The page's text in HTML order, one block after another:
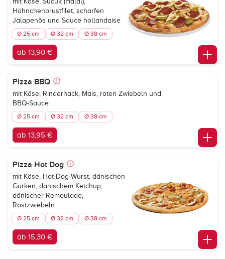
Hähnchenbrustfilet, scharfen
Jalapenõs und Sauce hollandaise
Ø 25 cm Ø 32 cm Ø 38 cm
ab 13,90 €
Pizza BBQ
mit Käse, Rinderhack, Mais, roten Zwiebeln und
BBQ-Sauce
Ø 25 cm Ø 32 cm Ø 38 cm
ab 13,95 €
Pizza Hot Dog
mit Käse, Hot-Dog-Wurst, dänischen
Gurken, dänischem Ketchup,
dänischer Remoulade,
Röstzwiebeln
Ø 25 cm Ø 32 cm Ø 38 cm
ab 15,30 €